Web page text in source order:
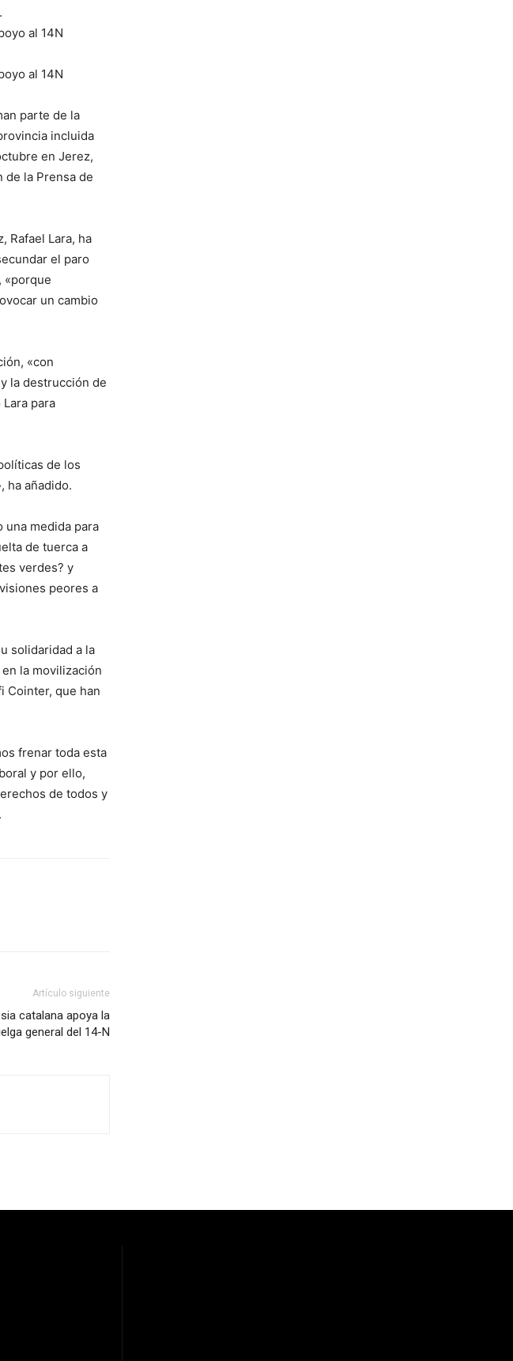
al 14N
al 14N
parte de la
incluida
en Jerez,
de la Prensa de
Rafael Lara, ha
el paro
«porque
un cambio
«con
la destrucción de
para
de los
ha añadido.
una medida para
de tuerca a
verdes? y
peores a
solidaridad a la
la movilización
Cointer, que han
frenar toda esta
y por ello,
de todos y
Artículo siguiente
catalana apoya la
general del 14-N